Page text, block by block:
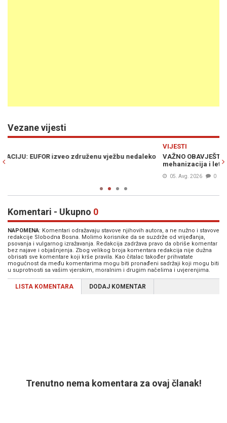
Vezane vijesti
VAŽNO OBAVJEŠTENJE ZA GRAĐANE: Od 19 do 23 sata teška
Komentari - Ukupno 0
NAPOMENA: Komentari odražavaju stavove njihovih autora, a ne nužno i stavove
redakcije Slobodna Bosna. Molimo korisnike da se suzdrže od vrijeđanja,
psovanja i vulgarnog izražavanja. Redakcija zadržava pravo da obriše komentar
bez najave i objašnjenja. Zbog velikog broja komentara redakcija nije dužna
obrisati sve komentare koji krše pravila. Kao čitalac također prihvatate
mogućnost da među komentarima mogu biti pronađeni sadržaji koji mogu biti
u suprotnosti sa vašim vjerskim, moralnim i drugim načelima i uvjerenjima.
LISTA KOMENTARA DODAJ KOMENTAR
Trenutno nema komentara za ovaj članak!